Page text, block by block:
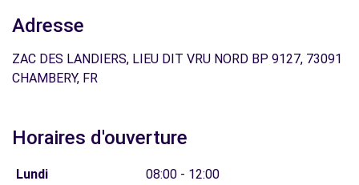
Adresse
ZAC DES LANDIERS, LIEU DIT VRU NORD BP 9127, 73091
CHAMBERY, FR
Horaires d'ouverture
Lundi
08:00 - 12:00